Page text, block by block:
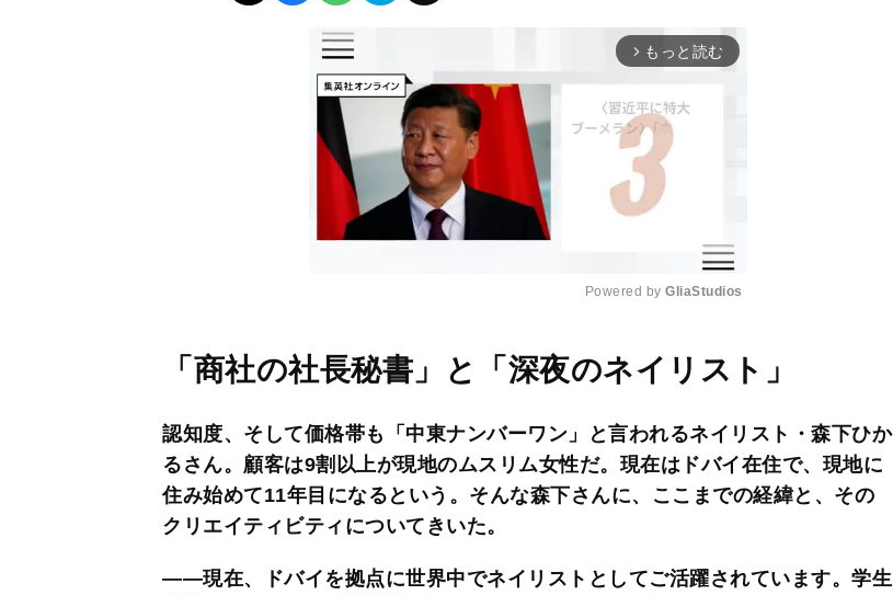
arrow_forward_ios もっと読む
M
e
Powered by GliaStudios
「商社の社長秘書」と「深夜のネイリスト」
認知度、そして価格帯も「中東ナンバーワン」と言われるネイリスト・森下ひか
るさん。顧客は9割以上が現地のムスリム女性だ。現在はドバイ在住で、現地に
住み始めて11年目になるという。そんな森下さんに、ここまでの経緯と、その
クリエイティビティについてきいた。
――現在、ドバイを拠点に世界中でネイリストとしてご活躍されています。学生